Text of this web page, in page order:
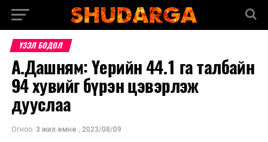
ҮЗЭЛ БОДОЛ
А.Дашням: Үерийн 44.1 га талбайн
94 хувийг бүрэн цэвэрлэж
дууслаа
Огноо: 3 жил.өмнө , 2023/08/09